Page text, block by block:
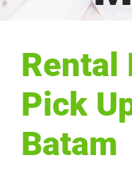
Rental
Pick
Batam